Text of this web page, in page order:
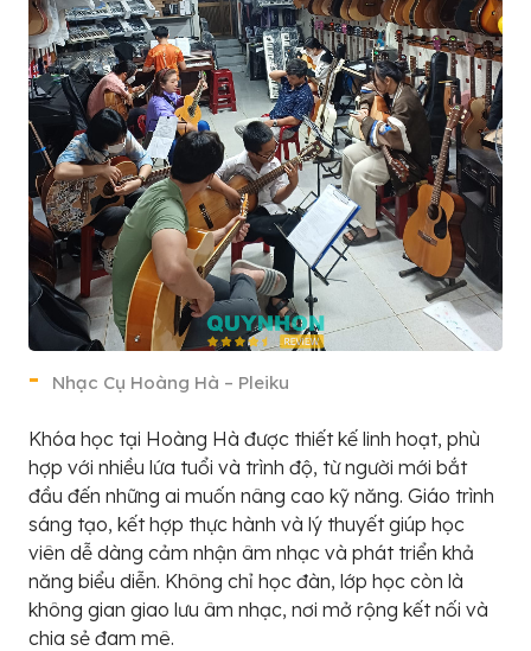
Nhạc Cụ Hoàng Hà – Pleiku
Khóa học tại Hoàng Hà được thiết kế linh hoạt, phù
hợp với nhiều lứa tuổi và trình độ, từ người mới bắt
đầu đến những ai muốn nâng cao kỹ năng. Giáo trình
sáng tạo, kết hợp thực hành và lý thuyết giúp học
viên dễ dàng cảm nhận âm nhạc và phát triển khả
năng biểu diễn. Không chỉ học đàn, lớp học còn là
không gian giao lưu âm nhạc, nơi mở rộng kết nối và
chia sẻ đam mê.